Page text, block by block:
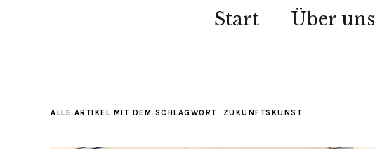
Start Über uns
ALLE ARTIKEL MIT DEM SCHLAGWORT: ZUKUNFTSKUNST